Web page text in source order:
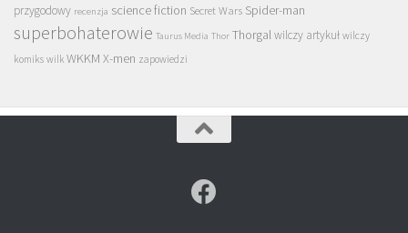
przygodowy recenzja science fiction Secret Wars Spider-man
superbohaterowie Taurus Media Thor Thorgalwilczy artykuł wilczy
komiks wilk WKKM X-men zapowiedzi